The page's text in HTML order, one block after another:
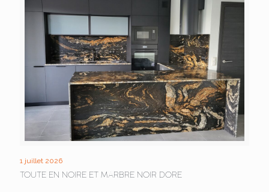
1 juillet 2026
TOUTE EN NOIRE ET MARBRE NOIR DORE